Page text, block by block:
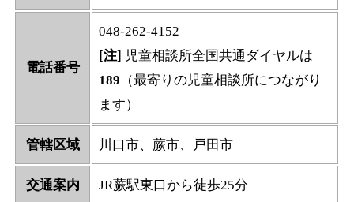
電話番号
048-262-4152
[注] 児童相談所全国共通ダイヤルは
189 （最寄りの児童相談所につながり
ます）
管轄区域 川口市、蕨市、戸田市
交通案内 JR蕨駅東口から徒歩25分